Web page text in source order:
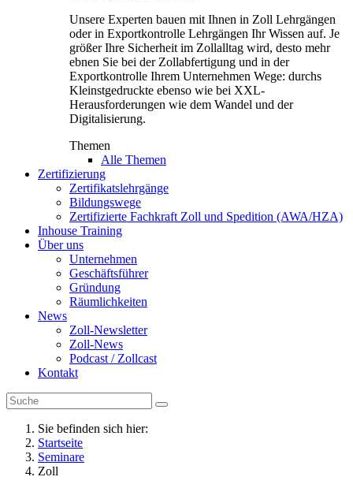
Unsere Experten bauen mit Ihnen in Zoll Lehrgängen
oder in Exportkontrolle Lehrgängen Ihr Wissen auf. Je
größer Ihre Sicherheit im Zollalltag wird, desto mehr
ebnen Sie bei der Zollabfertigung und in der
Exportkontrolle Ihrem Unternehmen Wege: durchs
Kleinstgedruckte ebenso wie bei XXL-
Herausforderungen wie dem Wandel und der
Digitalisierung.
Themen
Alle Themen
Zertifizierung
Zertifikatslehrgänge
Bildungswege
Zertifizierte Fachkraft Zoll und Spedition (AWA/HZA)
Inhouse Training
Über uns
Unternehmen
Geschäftsführer
Gründung
Räumlichkeiten
News
Zoll-Newsletter
Zoll-News
Podcast / Zollcast
Kontakt
Sie befinden sich hier:
Startseite
Seminare
Zoll